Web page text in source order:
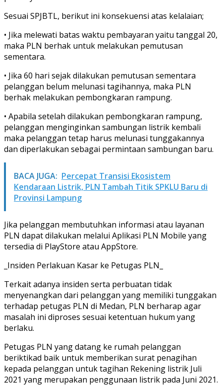
Sesuai SPJBTL, berikut ini konsekuensi atas kelalaian;
• Jika melewati batas waktu pembayaran yaitu tanggal 20,
maka PLN berhak untuk melakukan pemutusan
sementara.
• Jika 60 hari sejak dilakukan pemutusan sementara
pelanggan belum melunasi tagihannya, maka PLN
berhak melakukan pembongkaran rampung.
• Apabila setelah dilakukan pembongkaran rampung,
pelanggan menginginkan sambungan listrik kembali
maka pelanggan tetap harus melunasi tunggakannya
dan diperlakukan sebagai permintaan sambungan baru.
BACA JUGA: Percepat Transisi Ekosistem
Kendaraan Listrik, PLN Tambah Titik SPKLU Baru di
Provinsi Lampung
Jika pelanggan membutuhkan informasi atau layanan
PLN dapat dilakukan melalui Aplikasi PLN Mobile yang
tersedia di PlayStore atau AppStore.
_Insiden Perlakuan Kasar ke Petugas PLN_
Terkait adanya insiden serta perbuatan tidak
menyenangkan dari pelanggan yang memiliki tunggakan
terhadap petugas PLN di Medan, PLN berharap agar
masalah ini diproses sesuai ketentuan hukum yang
berlaku.
Petugas PLN yang datang ke rumah pelanggan
beriktikad baik untuk memberikan surat penagihan
kepada pelanggan untuk tagihan Rekening listrik Juli
2021 yang merupakan penggunaan listrik pada Juni 2021.